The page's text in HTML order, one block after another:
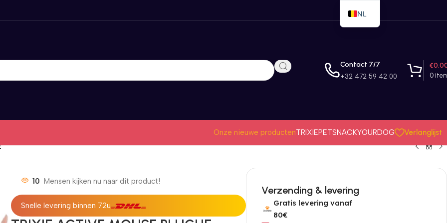
Contact 7/7
+32 472 59 42 00 0
€
Onze nieuwe productenTRIXIEPETSNACKYOURDOG
Verlanglijst
10 Mensen kijken nu naar dit product!
Snelle levering binnen 72u
Verzending & levering
Gratis levering vanaf
80€
NL
EN